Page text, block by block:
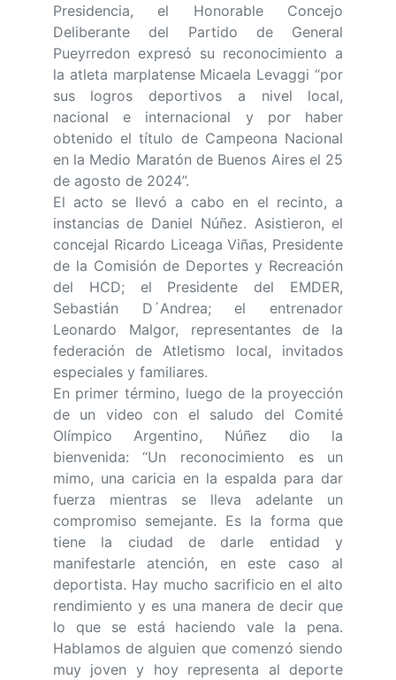
Presidencia, el Honorable Concejo
Deliberante del Partido de General
Pueyrredon expresó su reconocimiento a
la atleta marplatense Micaela Levaggi “por
sus logros deportivos a nivel local,
nacional e internacional y por haber
obtenido el título de Campeona Nacional
en la Medio Maratón de Buenos Aires el 25
de agosto de 2024”.
El acto se llevó a cabo en el recinto, a
instancias de Daniel Núñez. Asistieron, el
concejal Ricardo Liceaga Viñas, Presidente
de la Comisión de Deportes y Recreación
del HCD; el Presidente del EMDER,
Sebastián D´Andrea; el entrenador
Leonardo Malgor, representantes de la
federación de Atletismo local, invitados
especiales y familiares.
En primer término, luego de la proyección
de un video con el saludo del Comité
Olímpico Argentino, Núñez dio la
bienvenida: “Un reconocimiento es un
mimo, una caricia en la espalda para dar
fuerza mientras se lleva adelante un
compromiso semejante. Es la forma que
tiene la ciudad de darle entidad y
manifestarle atención, en este caso al
deportista. Hay mucho sacrificio en el alto
rendimiento y es una manera de decir que
lo que se está haciendo vale la pena.
Hablamos de alguien que comenzó siendo
muy joven y hoy representa al deporte